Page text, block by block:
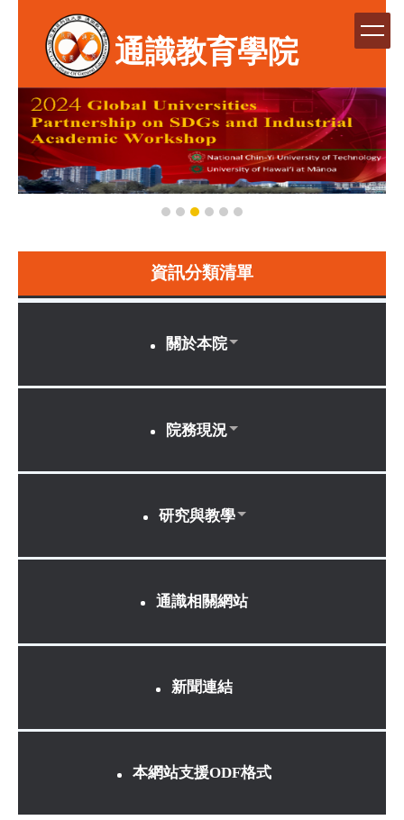
內
通識教育學院
資訊分類清單
關於本院
院務現況
研究與教學
通識相關網站
新聞連結
本網站支援ODF格式